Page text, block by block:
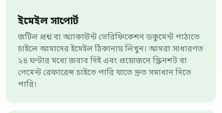
ইমেইল সাপোর্ট
জটিল প্রশ্ন বা অ্যাকাউন্ট ভেরিফিকেশন ডকুমেন্ট পাঠাতে
চাইলে আমাদের ইমেইল ঠিকানায় লিখুন। আমরা সাধারণত
২৪ ঘণ্টার মধ্যে জবাব দিই এবং প্রয়োজনে স্ক্রিনশট বা
পেমেন্ট রেফারেন্স চাইতে পারি যাতে দ্রুত সমাধান দিতে
পারি।